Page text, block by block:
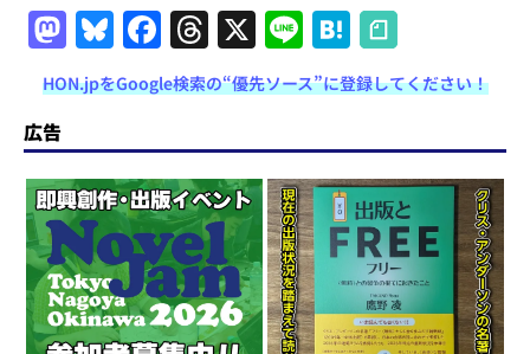
M
a
st
o
d
o
n
Bl
u
e
s
k
y
F
a
c
e
b
o
o
k
T
h
re
a
d
s
X Li
n
e
H
at
e
n
a
HON.jpをGoogle検索の“優先ソース”に登録してください！
広告